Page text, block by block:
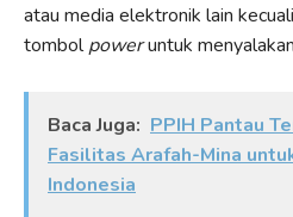
atau media elektronik lain
tombolpoweruntuk
Baca Juga: PPIH Pantau
Fasilitas Arafah-Mina
Indonesia